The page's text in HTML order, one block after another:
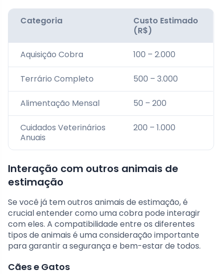
Categoria
Custo Estimado
(R$)
Aquisição Cobra 100 – 2.000
Terrário Completo 500 – 3.000
Alimentação Mensal 50 – 200
Cuidados Veterinários
Anuais
200 – 1.000
Interação com outros animais de
estimação
Se você já tem outros animais de estimação, é
crucial entender como uma cobra pode interagir
com eles. A compatibilidade entre os diferentes
tipos de animais é uma consideração importante
para garantir a segurança e bem-estar de todos.
Cães e Gatos